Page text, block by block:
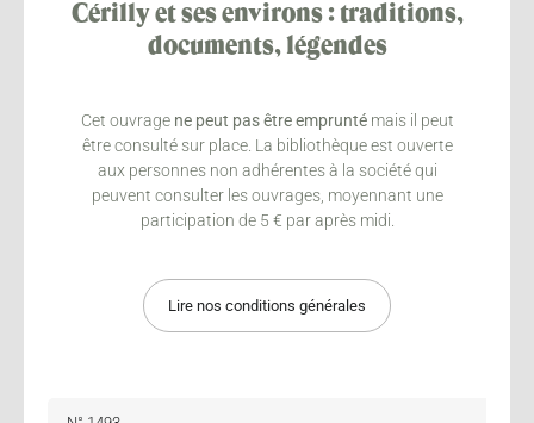
Cérilly et ses environs : traditions,
documents, légendes
Cet ouvrage ne peut pas être empruntémais il peut
être consulté sur place. La bibliothèque est ouverte
aux personnes non adhérentes à la société qui
peuvent consulter les ouvrages, moyennant une
participation de 5 € par après midi.
Lire nos conditions générales